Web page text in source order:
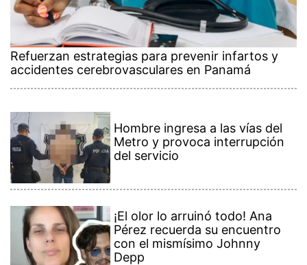
Refuerzan estrategias para prevenir infartos y
accidentes cerebrovasculares en Panamá
Hombre ingresa a las vías del
Metro y provoca interrupción
del servicio
¡El olor lo arruinó todo! Ana
Pérez recuerda su encuentro
con el mismísimo Johnny
Depp